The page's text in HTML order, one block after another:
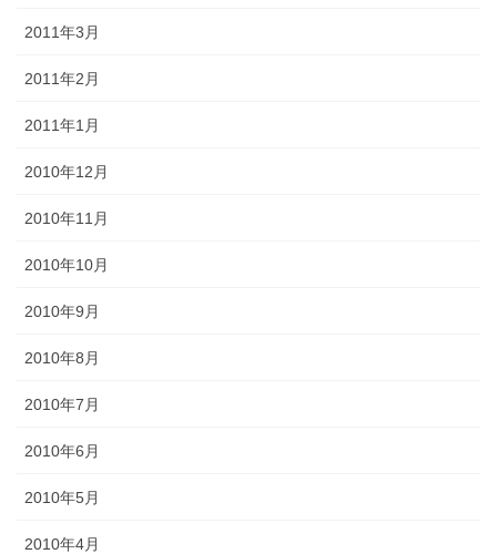
2011年3月
2011年2月
2011年1月
2010年12月
2010年11月
2010年10月
2010年9月
2010年8月
2010年7月
2010年6月
2010年5月
2010年4月